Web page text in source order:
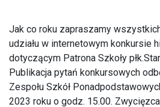
Jak co roku zapraszamy
udziału w internetowym konkursie
dotyczącym Patrona Szkoły
Publikacja pytań konkursowych
Zespołu Szkół
2023 roku o godz. 15.00.